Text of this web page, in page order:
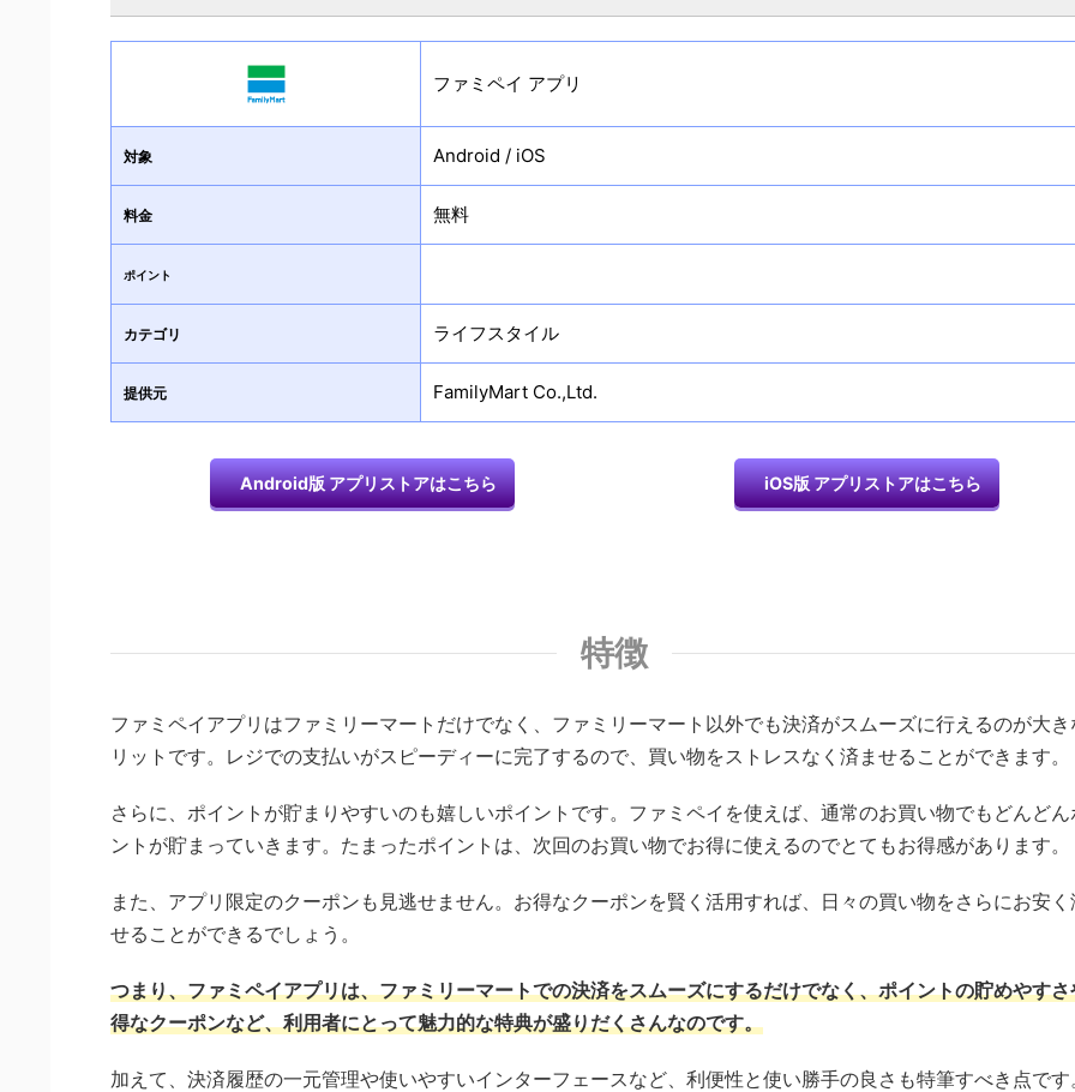
ファミペイ アプリ
対象 Android / iOS
料金 無料
ポイント
カテゴリ ライフスタイル
提供元 FamilyMart Co.,Ltd.
Android版 アプリストアはこちら iOS版 アプリストアはこちら
特徴
ファミペイアプリはファミリーマートだけでなく、ファミリーマート以外でも決済がスムーズに行えるのが大き
リットです。レジでの支払いがスピーディーに完了するので、買い物をストレスなく済ませることができます。
さらに、ポイントが貯まりやすいのも嬉しいポイントです。ファミペイを使えば、通常のお買い物でもどんどん
ントが貯まっていきます。たまったポイントは、次回のお買い物でお得に使えるのでとてもお得感があります。
また、アプリ限定のクーポンも見逃せません。お得なクーポンを賢く活用すれば、日々の買い物をさらにお安く
せることができるでしょう。
つまり、ファミペイアプリは、ファミリーマートでの決済をスムーズにするだけでなく、ポイントの貯めやすさ
得なクーポンなど、利用者にとって魅力的な特典が盛りだくさんなのです。
加えて、決済履歴の一元管理や使いやすいインターフェースなど、利便性と使い勝手の良さも特筆すべき点です